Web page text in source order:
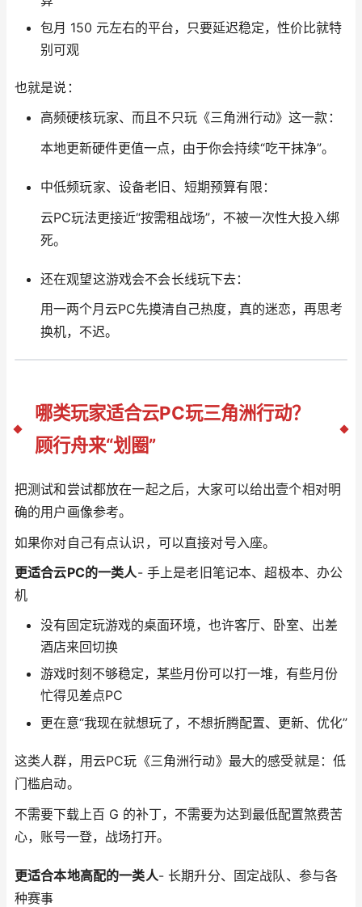
包月 150 元左右的平台，只要延迟稳定，性价比就特
别可观
也就是说：
高频硬核玩家、而且不只玩《三角洲行动》这一款：
本地更新硬件更值一点，由于你会持续“吃干抹净”。
中低频玩家、设备老旧、短期预算有限：
云PC玩法更接近“按需租战场”，不被一次性大投入绑
死。
还在观望这游戏会不会长线玩下去：
用一两个月云PC先摸清自己热度，真的迷恋，再思考
换机，不迟。
哪类玩家适合云PC玩三角洲行动？
顾行舟来“划圈”
把测试和尝试都放在一起之后，大家可以给出壹个相对明
确的用户画像参考。
如果你对自己有点认识，可以直接对号入座。
更适合云PC的一类人- 手上是老旧笔记本、超极本、办公
机
没有固定玩游戏的桌面环境，也许客厅、卧室、出差
酒店来回切换
游戏时刻不够稳定，某些月份可以打一堆，有些月份
忙得见差点PC
更在意“我现在就想玩了，不想折腾配置、更新、优化”
这类人群，用云PC玩《三角洲行动》最大的感受就是：低
门槛启动。
不需要下载上百 G 的补丁，不需要为达到最低配置煞费苦
心，账号一登，战场打开。
更适合本地高配的一类人- 长期升分、固定战队、参与各
种赛事